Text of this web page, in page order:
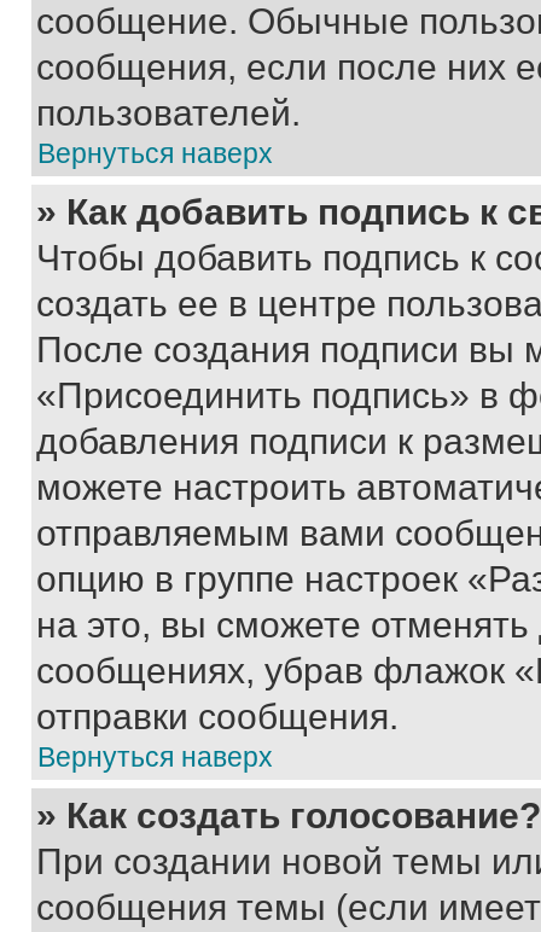
сообщение. Обычные
сообщения, если после них
пользователей.
Вернуться наверх
» Как добавить подпись к
Чтобы добавить подпись к
создать ее в центре
После создания подписи вы
«Присоединить подпись» в
добавления подписи к
можете настроить
отправляемым вами
опцию в группе настроек
на это, вы сможете
сообщениях, убрав флажок
отправки сообщения.
Вернуться наверх
» Как создать голосование?
При создании новой темы
сообщения темы (если